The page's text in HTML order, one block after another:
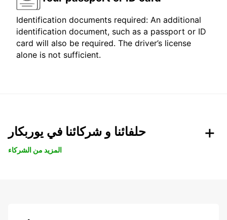
Identification documents required: An additional
identification document, such as a passport or ID
card will also be required. The driver’s license
alone is not sufficient.
حلفائنا و شركائنا في يوربكار
المزيد من الشركاء